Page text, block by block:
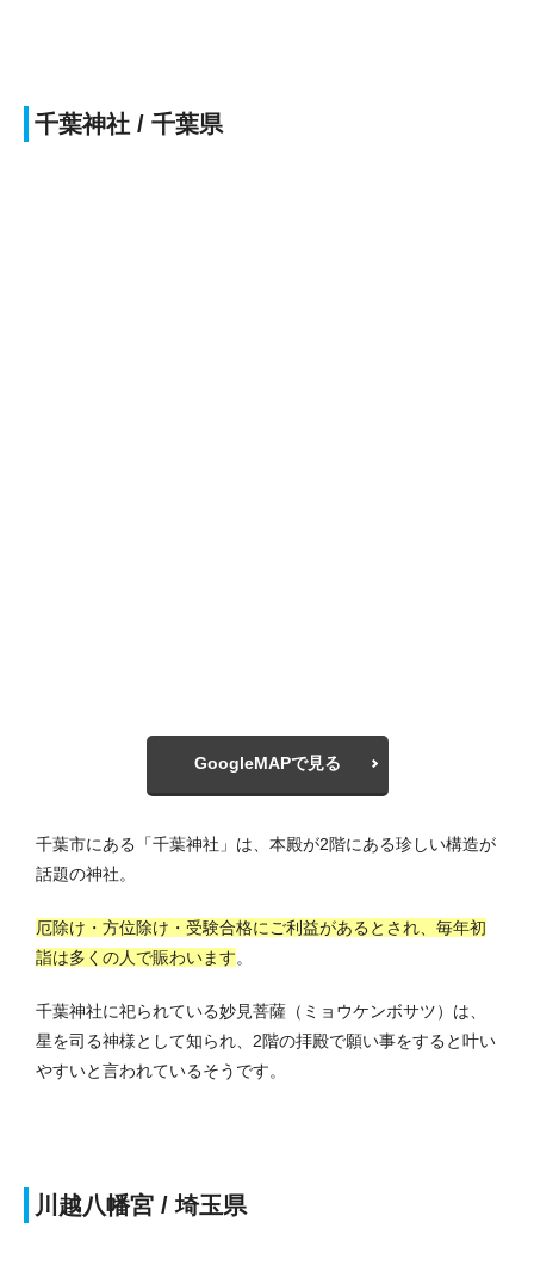
千葉神社 / 千葉県
GoogleMAPで見る
千葉市にある「千葉神社」は、本殿が2階にある珍しい構造が
話題の神社。
厄除け・方位除け・受験合格にご利益があるとされ、毎年初
詣は多くの人で賑わいます。
千葉神社に祀られている妙見菩薩（ミョウケンボサツ）は、
星を司る神様として知られ、2階の拝殿で願い事をすると叶い
やすいと言われているそうです。
川越八幡宮 / 埼玉県